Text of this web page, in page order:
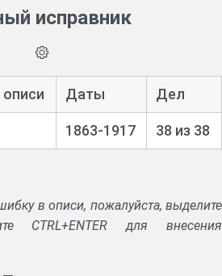
исправник
Даты Дел
1863-1917 38 из 38
в описи, пожалуйста, выделите
CTRL+ENTER для внесения